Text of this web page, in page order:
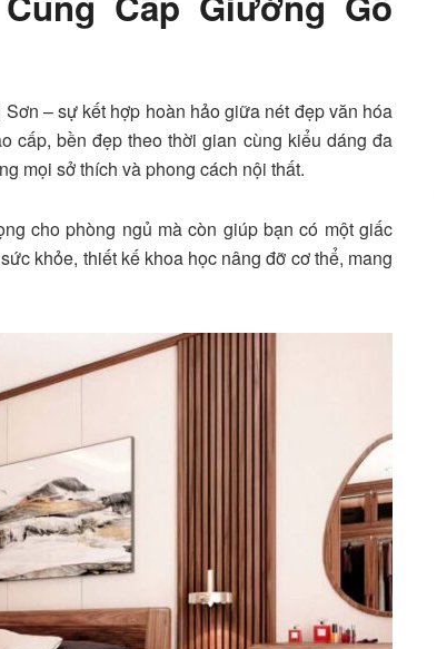
– sự kết hợp hoàn hảo giữa nét đẹp văn hóa
cấp, bền đẹp theo thời gian cùng kiểu dáng đa
mọi sở thích và phong cách nội thất.
cho phòng ngủ mà còn giúp bạn có một giấc
khỏe, thiết kế khoa học nâng đỡ cơ thể, mang